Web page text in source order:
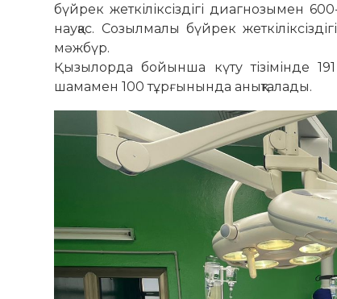
бүйрек жеткіліксіздігі диагнозымен
науқас. Созылмалы бүйрек
мәжбүр.
Қызылорда бойынша күту тізімінде
шамамен 100 тұрғынында анықталады.